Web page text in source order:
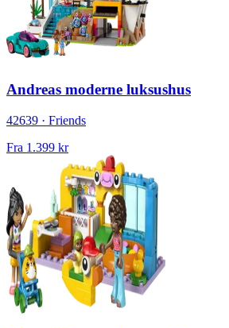
Andreas moderne luksushus
42639 · Friends
Fra 1.399 kr